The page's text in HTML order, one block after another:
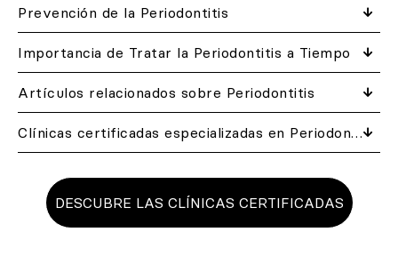
Prevención de la Periodontitis
Importancia de Tratar la Periodontitis a Tiempo
Artículos relacionados​ sobre Periodontitis
Clínicas certificadas especializadas en Periodontitis
DESCUBRE LAS CLÍNICAS CERTIFICADAS